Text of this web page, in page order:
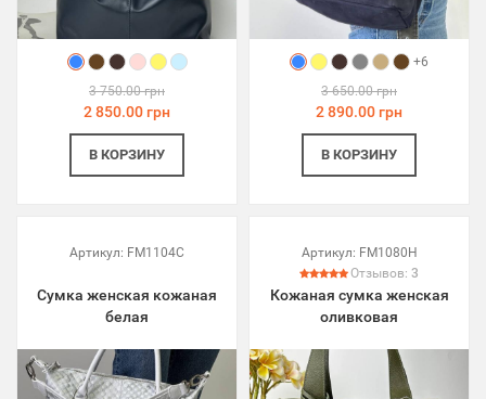
3 750.00 грн
2 850.00 грн
В КОРЗИНУ
+6
3 650.00 грн
2 890.00 грн
В КОРЗИНУ
Артикул: FM1104C
Сумка женская кожаная
белая
Артикул: FM1080H
Отзывов: 3
Кожаная сумка женская
оливковая